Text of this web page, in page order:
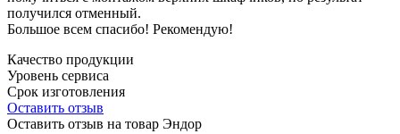
получился отменный.
Большое всем спасибо! Рекомендую!
Качество продукции
Уровень сервиса
Срок изготовления
Оставить отзыв
Оставить отзыв на товар Эндор